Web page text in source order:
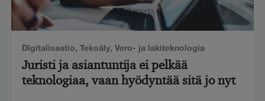
Digitalisaatio, Tekoäly, Vero- ja lakiteknologia
Juristi ja asiantuntija ei pelkää
teknologiaa, vaan hyödyntää sitä jo nyt